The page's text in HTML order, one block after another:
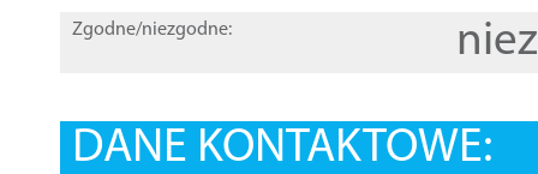
Zgodne/niezgodne:
DANE KONTAKTOWE: